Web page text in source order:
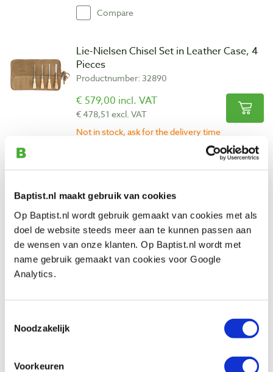
Baptist.nl maakt gebruik van cookies
Op Baptist.nl wordt gebruik gemaakt van cookies met als
doel de website steeds meer aan te kunnen passen aan
de wensen van onze klanten. Op Baptist.nl wordt met
name gebruik gemaakt van cookies voor Google
Analytics.
Noodzakelijk
Voorkeuren
Compare
Lie-Nielsen Chisel Set in Leather Case, 4
Pieces
Productnumber: 32890
€ 579,00 incl. VAT
€ 478,51 excl. VAT
Not in stock, ask for the delivery time
Lie-Nielsen Butt Mortise Plane #40B
Productnumber: 15166
€ 260,00 incl. VAT
€ 214,88 excl. VAT
In stock